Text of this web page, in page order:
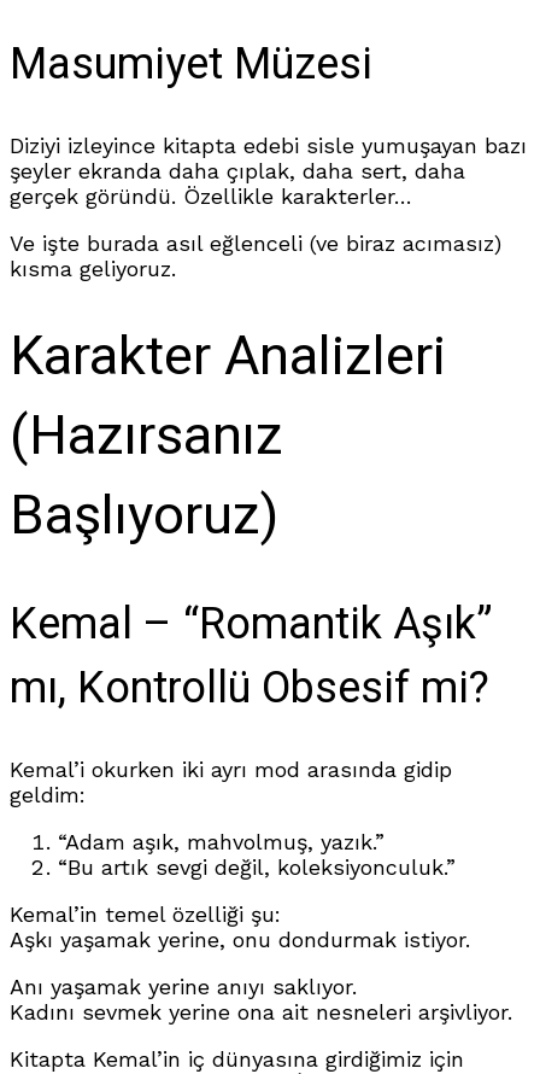
Masumiyet Müzesi
Diziyi izleyince kitapta edebi sisle yumuşayan bazı
şeyler ekranda daha çıplak, daha sert, daha
gerçek göründü. Özellikle karakterler…
Ve işte burada asıl eğlenceli (ve biraz acımasız)
kısma geliyoruz.
Karakter Analizleri
(Hazırsanız
Başlıyoruz)
Kemal – “Romantik Aşık”
mı, Kontrollü Obsesif mi?
Kemal’i okurken iki ayrı mod arasında gidip
geldim:
“Adam aşık, mahvolmuş, yazık.”
“Bu artık sevgi değil, koleksiyonculuk.”
Kemal’in temel özelliği şu:
Aşkı yaşamak yerine, onu dondurmak istiyor.
Anı yaşamak yerine anıyı saklıyor.
Kadını sevmek yerine ona ait nesneleri arşivliyor.
Kitapta Kemal’in iç dünyasına girdiğimiz için